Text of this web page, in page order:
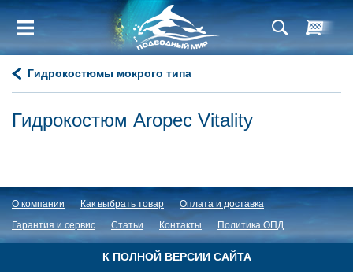
Гидрокостюмы мокрого типа
Гидрокостюм Aropec Vitality
О компании Как выбрать товар
Оплата и доставка
Гарантия и сервис
Статьи Контакты Политика ОПД
К ПОЛНОЙ ВЕРСИИ САЙТА